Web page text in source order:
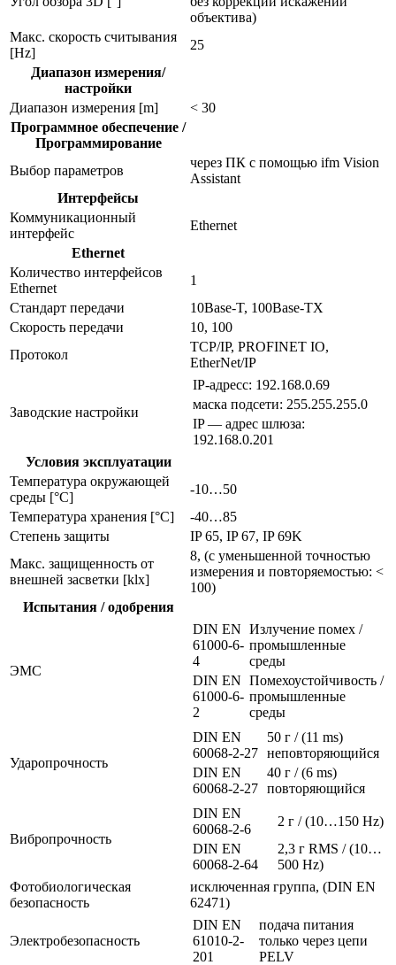
объектива)
Макс. скорость считывания
[Hz]
25
Диапазон измерения/
настройки
Диапазон измерения [m]
< 30
Программное обеспечение /
Программирование
Выбор параметров
через ПК с помощью ifm Vision
Assistant
Интерфейсы
Коммуникационный
интерфейс
Ethernet
Ethernet
Количество интерфейсов
Ethernet
1
Стандарт передачи
10Base-T, 100Base-TX
Скорость передачи
10, 100
Протокол
TCP/IP, PROFINET IO,
EtherNet/IP
Заводские настройки
IP-адресс: 192.168.0.69
маска подсети: 255.255.255.0
IP — адрес шлюза:
192.168.0.201
Условия эксплуатации
Температура окружающей
среды [°C]
-10…50
Температура хранения [°C]
-40…85
Степень защиты
IP 65, IP 67, IP 69K
Макс. защищенность от
внешней засветки [klx]
8, (с уменьшенной точностью
измерения и повторяемостью: <
100)
Испытания / одобрения
ЭMC
DIN EN
61000-6-
4
Излучение помех /
промышленные
среды
DIN EN
61000-6-
2
Помехоустойчивость /
промышленные
среды
Ударопрочность
DIN EN
60068-2-27
50 г / (11 ms)
неповторяющийся
DIN EN
60068-2-27
40 г / (6 ms)
повторяющийся
Вибропрочность
DIN EN
60068-2-6
2 г / (10…150 Hz)
DIN EN
60068-2-64
2,3 г RMS / (10…
500 Hz)
Фотобиологическая
безопасность
исключенная группа, (DIN EN
62471)
Электробезопасность
DIN EN
61010-2-
201
подача питания
только через цепи
PELV